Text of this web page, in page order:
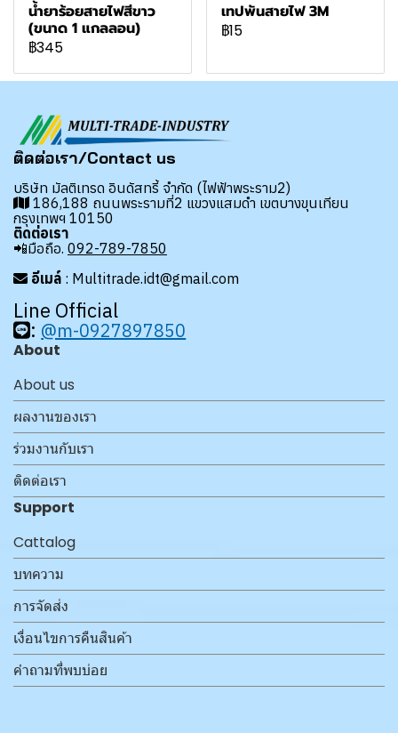
น้ำยาร้อยสายไฟสีขาว
(ขนาด 1 แกลลอน)
฿345
เทปพันสายไฟ 3M
฿15
ติดต่อเรา/Contact us
บริษัท มัลติเทรด อินดัสทรี้ จำกัด (ไฟฟ้าพระราม2)
186,188 ถนนพระรามที่2 แขวงแสมดำ เขตบางขุนเทียน
กรุงเทพฯ 10150
ติดต่อเรา
📲มือถือ. 092-789-7850
อีเมล์ : Multitrade.idt@gmail.com
Line Official
: @m-0927897850
About
About us
ผลงานของเรา
ร่วมงานกับเรา
ติดต่อเรา
Support
Cattalog
บทความ
การจัดส่ง
เงื่อนไขการคืนสินค้า
คำถามที่พบบ่อย